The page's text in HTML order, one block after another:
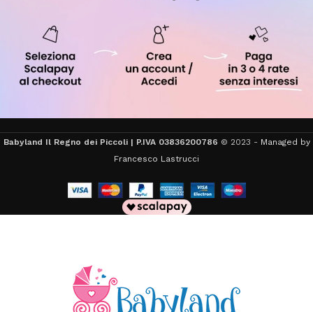
Babyland Il Regno dei Piccoli | P.IVA 03836200786 © 2023 - Managed by
Francesco Lastrucci